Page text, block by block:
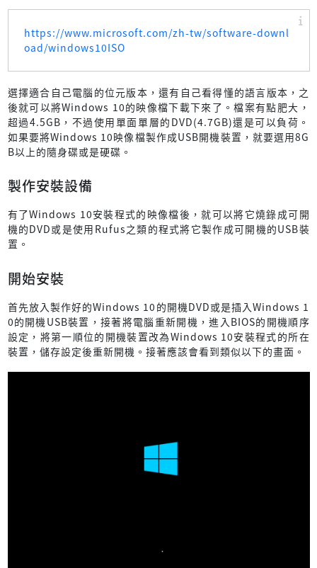
https://www.microsoft.com/zh-tw/software-downl
oad/windows10ISO
選擇適合自己電腦的位元版本，還有自己看得懂的語言版本，之
後就可以將Windows 10的映像檔下載下來了。檔案有點肥大，
超過4.5GB，不過使用單面單層的DVD(4.7GB)還是可以負荷。
如果要將Windows 10映像檔製作成USB開機裝置，就要選用8G
B以上的隨身碟或是硬碟。
製作安裝設備
有了Windows 10安裝程式的映像檔後，就可以將它燒錄成可開
機的DVD或是使用Rufus之類的程式將它製作成可開機的USB裝
置。
開始安裝
首先放入製作好的Windows 10的開機DVD或是插入Windows 1
0的開機USB裝置，接著將電腦重新開機，進入BIOS的開機順序
設定，將第一順位的開機裝置改為Windows 10安裝程式的所在
裝置，儲存設定後重新開機。接著應該會看到類似以下的畫面。